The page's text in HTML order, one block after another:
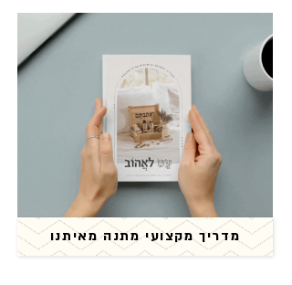
כמה פעמים בשבוע מומלץ
מדריך מקצועי מתנה מאיתנו